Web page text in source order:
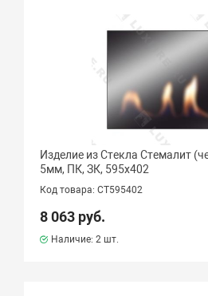
Изделие из Стекла Стемалит
5мм, ПК, ЗК, 595х402
Код товара: СТ595402
8 063 руб.
Наличие:2 шт.